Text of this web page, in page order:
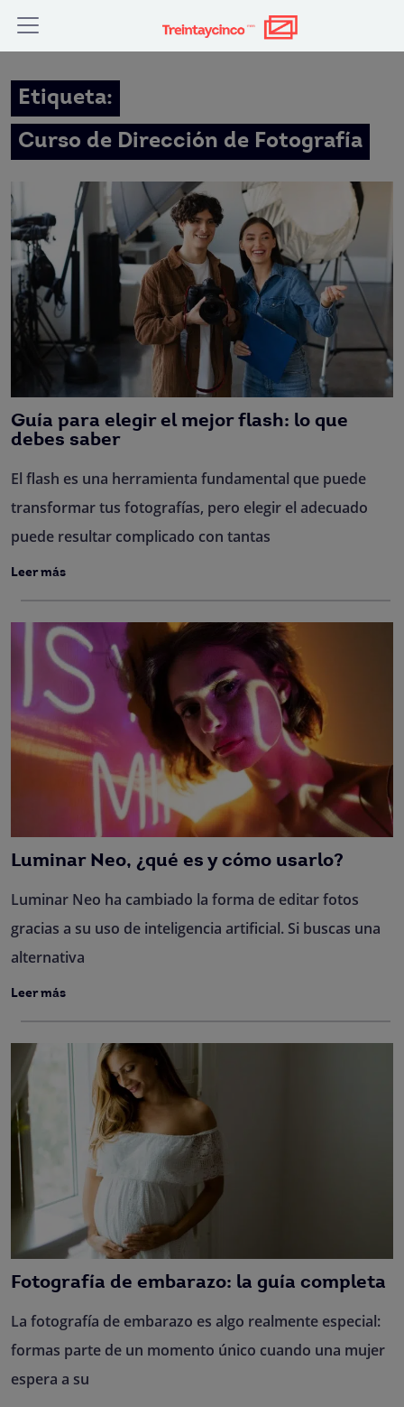
Etiqueta:
Curso de Dirección de Fotografía
Guía para elegir el mejor flash: lo que
debes saber
El flash es una herramienta fundamental que puede
transformar tus fotografías, pero elegir el adecuado
puede resultar complicado con tantas
Leer más
Luminar Neo, ¿qué es y cómo usarlo?
Luminar Neo ha cambiado la forma de editar fotos
gracias a su uso de inteligencia artificial. Si buscas una
alternativa
Leer más
Fotografía de embarazo: la guía completa
La fotografía de embarazo es algo realmente especial:
formas parte de un momento único cuando una mujer
espera a su